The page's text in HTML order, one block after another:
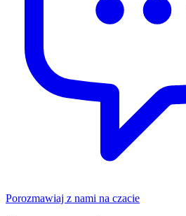
Porozmawiaj z nami na czacie